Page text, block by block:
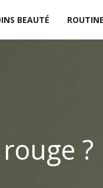
BEAUTÉ
?